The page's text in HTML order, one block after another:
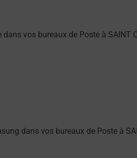
vos bureaux de Poste à SAINT
dans vos bureaux de Poste à